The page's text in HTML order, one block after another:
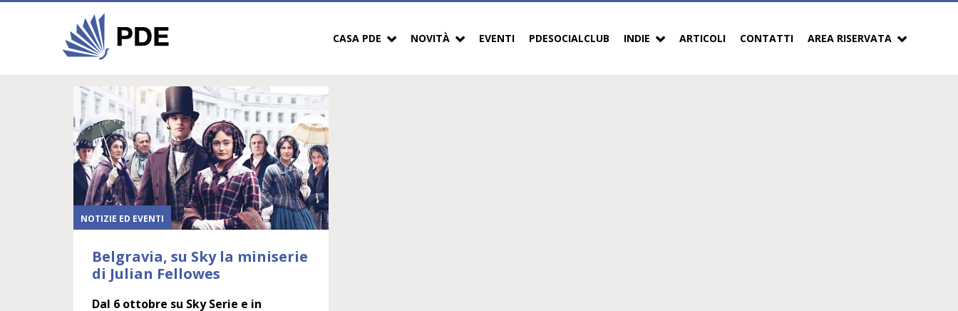
CASA PDE NOVITÀ EVENTI PDESOCIALCLUB INDIE ARTICOLI CONTATTI AREA RISERVATA
NOTIZIE ED EVENTI
Belgravia, su Sky la miniserie
di Julian Fellowes
Dal 6 ottobre su Sky Serie e in